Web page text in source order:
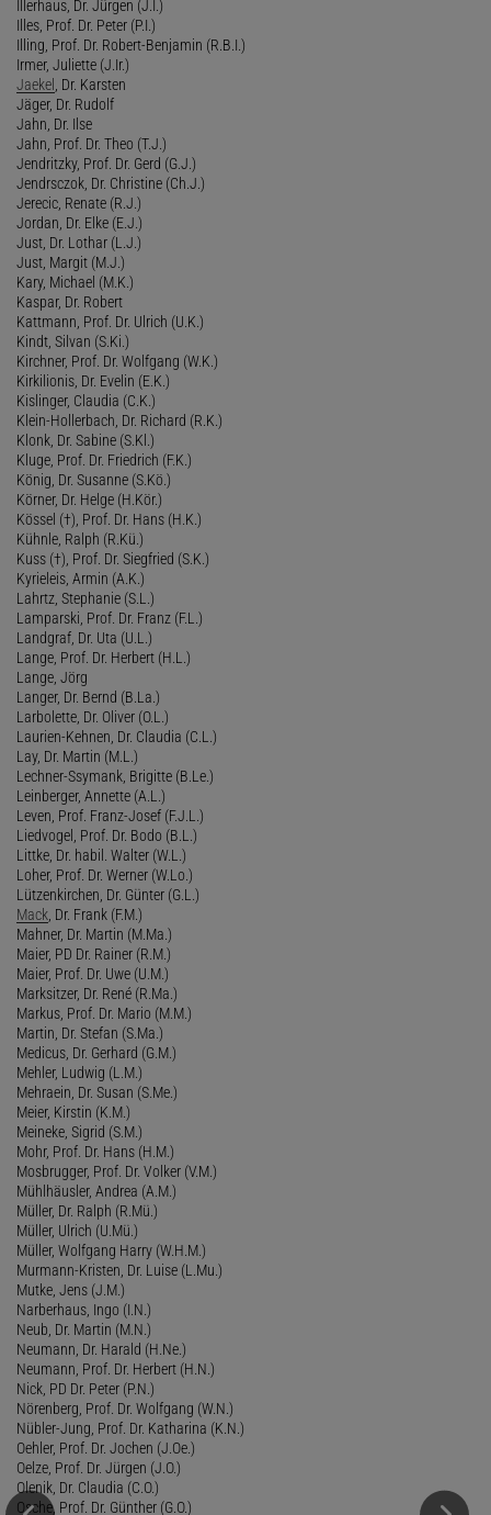
Illerhaus, Dr. Jürgen (J.I.)
Illes, Prof. Dr. Peter (P.I.)
Illing, Prof. Dr. Robert-Benjamin (R.B.I.)
Irmer, Juliette (J.Ir.)
Jaekel , Dr. Karsten
Jäger, Dr. Rudolf
Jahn, Dr. Ilse
Jahn, Prof. Dr. Theo (T.J.)
Jendritzky, Prof. Dr. Gerd (G.J.)
Jendrsczok, Dr. Christine (Ch.J.)
Jerecic, Renate (R.J.)
Jordan, Dr. Elke (E.J.)
Just, Dr. Lothar (L.J.)
Just, Margit (M.J.)
Kary, Michael (M.K.)
Kaspar, Dr. Robert
Kattmann, Prof. Dr. Ulrich (U.K.)
Kindt, Silvan (S.Ki.)
Kirchner, Prof. Dr. Wolfgang (W.K.)
Kirkilionis, Dr. Evelin (E.K.)
Kislinger, Claudia (C.K.)
Klein-Hollerbach, Dr. Richard (R.K.)
Klonk, Dr. Sabine (S.Kl.)
Kluge, Prof. Dr. Friedrich (F.K.)
König, Dr. Susanne (S.Kö.)
Körner, Dr. Helge (H.Kör.)
Kössel (†), Prof. Dr. Hans (H.K.)
Kühnle, Ralph (R.Kü.)
Kuss (†), Prof. Dr. Siegfried (S.K.)
Kyrieleis, Armin (A.K.)
Lahrtz, Stephanie (S.L.)
Lamparski, Prof. Dr. Franz (F.L.)
Landgraf, Dr. Uta (U.L.)
Lange, Prof. Dr. Herbert (H.L.)
Lange, Jörg
Langer, Dr. Bernd (B.La.)
Larbolette, Dr. Oliver (O.L.)
Laurien-Kehnen, Dr. Claudia (C.L.)
Lay, Dr. Martin (M.L.)
Lechner-Ssymank, Brigitte (B.Le.)
Leinberger, Annette (A.L.)
Leven, Prof. Franz-Josef (F.J.L.)
Liedvogel, Prof. Dr. Bodo (B.L.)
Littke, Dr. habil. Walter (W.L.)
Loher, Prof. Dr. Werner (W.Lo.)
Lützenkirchen, Dr. Günter (G.L.)
Mack , Dr. Frank (F.M.)
Mahner, Dr. Martin (M.Ma.)
Maier, PD Dr. Rainer (R.M.)
Maier, Prof. Dr. Uwe (U.M.)
Marksitzer, Dr. René (R.Ma.)
Markus, Prof. Dr. Mario (M.M.)
Martin, Dr. Stefan (S.Ma.)
Medicus, Dr. Gerhard (G.M.)
Mehler, Ludwig (L.M.)
Mehraein, Dr. Susan (S.Me.)
Meier, Kirstin (K.M.)
Meineke, Sigrid (S.M.)
Mohr, Prof. Dr. Hans (H.M.)
Mosbrugger, Prof. Dr. Volker (V.M.)
Mühlhäusler, Andrea (A.M.)
Müller, Dr. Ralph (R.Mü.)
Müller, Ulrich (U.Mü.)
Müller, Wolfgang Harry (W.H.M.)
Murmann-Kristen, Dr. Luise (L.Mu.)
Mutke, Jens (J.M.)
Narberhaus, Ingo (I.N.)
Neub, Dr. Martin (M.N.)
Neumann, Dr. Harald (H.Ne.)
Neumann, Prof. Dr. Herbert (H.N.)
Nick, PD Dr. Peter (P.N.)
Nörenberg, Prof. Dr. Wolfgang (W.N.)
Nübler-Jung, Prof. Dr. Katharina (K.N.)
Oehler, Prof. Dr. Jochen (J.Oe.)
Oelze, Prof. Dr. Jürgen (J.O.)
Olenik, Dr. Claudia (C.O.)
Osche, Prof. Dr. Günther (G.O.)